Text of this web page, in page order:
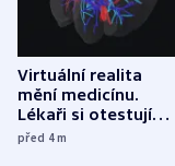
Virtuální realita
mění medicínu.
Lékaři si otestují
každý řez, říká
před 4m